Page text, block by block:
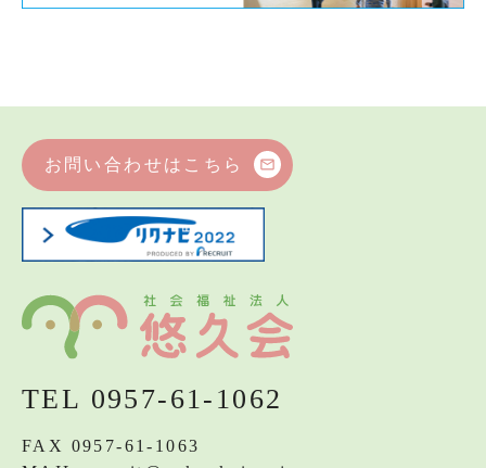
お問い合わせはこちら mail_outline
TEL 0957-61-1062
FAX 0957-61-1063